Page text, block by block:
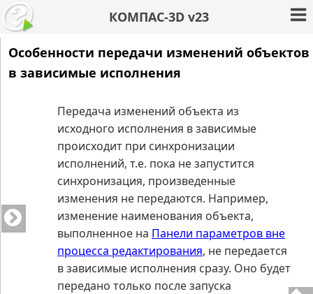
КОМПАС-3D v23
Особенности передачи изменений объектов
в зависимые исполнения
Передача изменений объекта из
исходного исполнения в зависимые
происходит при синхронизации
исполнений, т.е. пока не запустится
синхронизация, произведенные
изменения не передаются. Например,
изменение наименования объекта,
выполненное на Панели параметров вне
процесса редактирования, не передается
в зависимые исполнения сразу. Оно будет
передано только после запуска